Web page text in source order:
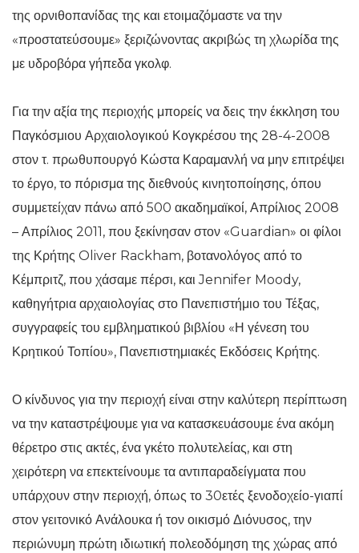
της ορνιθοπανίδας της και ετοιμαζόμαστε να την
«προστατεύσουμε» ξεριζώνοντας ακριβώς τη χλωρίδα της
με υδροβόρα γήπεδα γκολφ.
Για την αξία της περιοχής μπορείς να δεις την έκκληση του
Παγκόσμιου Αρχαιολογικού Κογκρέσου της 28-4-2008
στον τ. πρωθυπουργό Κώστα Καραμανλή να μην επιτρέψει
το έργο, το πόρισμα της διεθνούς κινητοποίησης, όπου
συμμετείχαν πάνω από 500 ακαδημαϊκοί, Απρίλιος 2008
– Απρίλιος 2011, που ξεκίνησαν στον «Guardian» οι φίλοι
της Κρήτης Oliver Rackham, βοτανολόγος από το
Κέμπριτζ, που χάσαμε πέρσι, και Jennifer Moody,
καθηγήτρια αρχαιολογίας στο Πανεπιστήμιο του Τέξας,
συγγραφείς του εμβληματικού βιβλίου «Η γένεση του
Κρητικού Τοπίου», Πανεπιστημιακές Εκδόσεις Κρήτης.
Ο κίνδυνος για την περιοχή είναι στην καλύτερη περίπτωση
να την καταστρέψουμε για να κατασκευάσουμε ένα ακόμη
θέρετρο στις ακτές, ένα γκέτο πολυτελείας, και στη
χειρότερη να επεκτείνουμε τα αντιπαραδείγματα που
υπάρχουν στην περιοχή, όπως το 30ετές ξενοδοχείο-γιαπί
στον γειτονικό Ανάλουκα ή τον οικισμό Διόνυσος, την
περιώνυμη πρώτη ιδιωτική πολεοδόμηση της χώρας από